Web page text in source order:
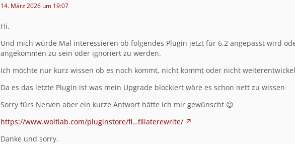
14. März 2026 um 19:07
Hi,
Und mich würde Mal interessieren ob folgendes Plugin jetzt für 6.2 angepasst wird
angekommen zu sein oder ignoriert zu werden.
Ich möchte nur kurz wissen ob es noch kommt, nicht kommt oder nicht
Da es das letzte Plugin ist was mein Upgrade blockiert wäre es schon nett zu wissen
Sorry fürs Nerven aber ein kurze Antwort hätte ich mir gewünscht 😉
https://www.woltlab.com/pluginstore/fi…filiaterewrite/
Danke und sorry.